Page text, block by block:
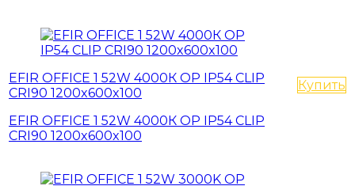
EFIR OFFICE 1 52W 4000К OP IP54 CLIP
CRI90 1200x600x100
EFIR OFFICE 1 52W 4000К OP IP54 CLIP
CRI90 1200x600x100
Купить